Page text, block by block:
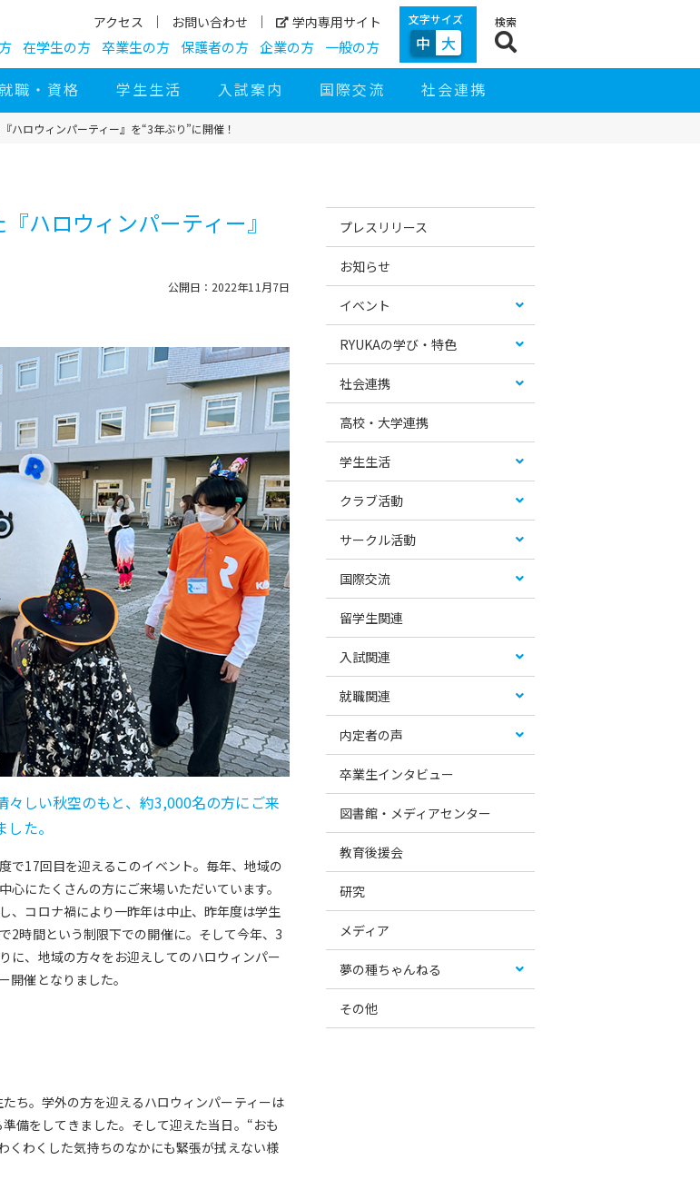
アクセス お問い合わせ 学内専用サイト
在学生の方 卒業生の方 保護者の方 企業の方 一般の方
文字サイズ
中 大
検索
職・資格 学生生活 入試案内 国際交流 社会連携
ハロウィンパーティー』を“3年ぶり”に開催！
ハロウィンパーティー』
公開日：2022年11月7日
しい秋空のもと、約3,000名の方にご来
た。
で17回目を迎えるこのイベント。毎年、地域の
心にたくさんの方にご来場いただいています。
、コロナ禍により一昨年は中止、昨年度は学生
2時間という制限下での開催に。そして今年、3
に、地域の方々をお迎えしてのハロウィンパー
開催となりました。
ち。学外の方を迎えるハロウィンパーティーは
備をしてきました。そして迎えた当日。“おも
くわくした気持ちのなかにも緊張が拭えない様
イ
ビ
シ
お
め
テ
カ
リ
ス
プレスリリース
お知らせ
イベント
RYUKAの学び・特色
社会連携
高校・大学連携
学生生活
クラブ活動
サークル活動
国際交流
留学生関連
入試関連
就職関連
内定者の声
卒業生インタビュー
図書館・メディアセンター
教育後援会
研究
メディア
夢の種ちゃんねる
その他